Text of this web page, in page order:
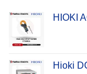
HIOKI
Hioki